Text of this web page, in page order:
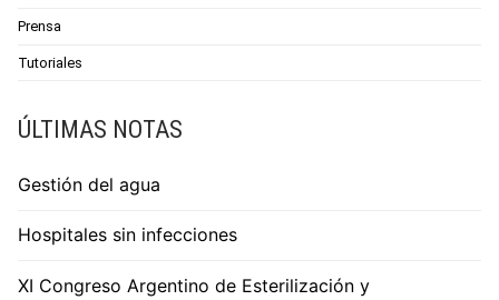
Prensa
Tutoriales
ÚLTIMAS NOTAS
Gestión del agua
Hospitales sin infecciones
XI Congreso Argentino de Esterilización y